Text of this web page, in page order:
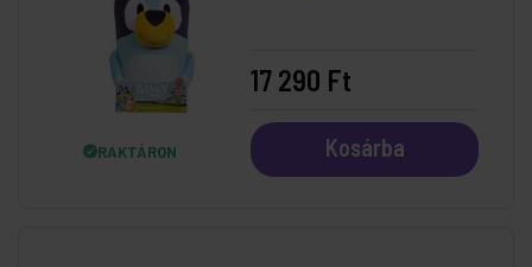
RAKTÁRON
17 290 Ft
Kosárba